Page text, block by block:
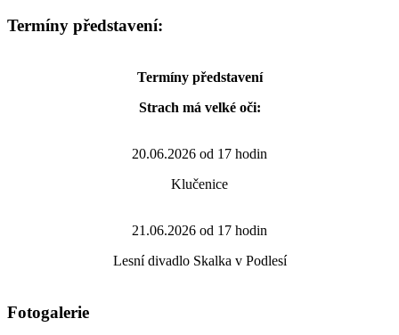
Termíny představení:
Termíny představení
Strach má velké oči:
20.06.2026 od 17 hodin
Klučenice
21.06.2026 od 17 hodin
Lesní divadlo Skalka v Podlesí
Fotogalerie